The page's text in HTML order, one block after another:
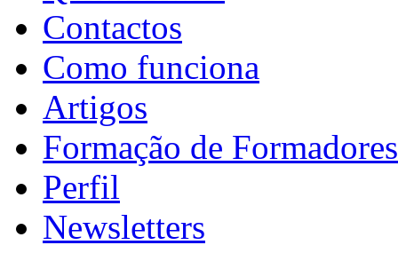
Contactos
Como funciona
Artigos
Formação de Formadores
Perfil
Newsletters